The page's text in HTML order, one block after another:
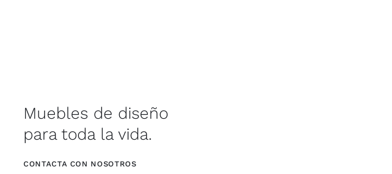
Muebles de diseño
para toda la vida.
CONTACTA CON NOSOTROS